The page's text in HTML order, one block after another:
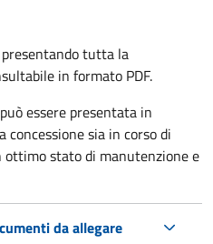
tutta la
in formato PDF.
essere presentata in
sia in corso di
stato di manutenzione e
da allegare